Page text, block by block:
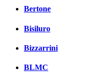
Bertone
Bisiluro
Bizzarrini
BLMC